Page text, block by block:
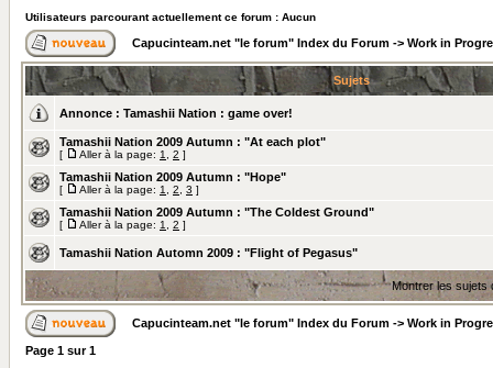
Utilisateurs parcourant actuellement ce forum : Aucun
Capucinteam.net "le forum" Index du Forum -> Work in
Sujets
Annonce : Tamashii Nation : game over!
Tamashii Nation 2009 Autumn : "At each plot"
[ Aller à la page: 1 2 ]
Tamashii Nation 2009 Autumn : "Hope"
[ Aller à la page: 1 2 3 ]
Tamashii Nation 2009 Autumn : "The Coldest Ground"
[ Aller à la page: 1 2 ]
Tamashii Nation Automn 2009 : "Flight of Pegasus"
Montrer les sujets
Capucinteam.net "le forum" Index du Forum -> Work in
Page 1 sur1